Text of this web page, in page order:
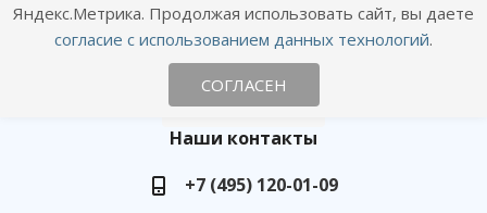
Наши контакты
+7 (495) 120-01-09
Яндекс.Метрика. Продолжая использовать сайт, вы даете
согласие с использованием данных технологий.
СОГЛАСЕН